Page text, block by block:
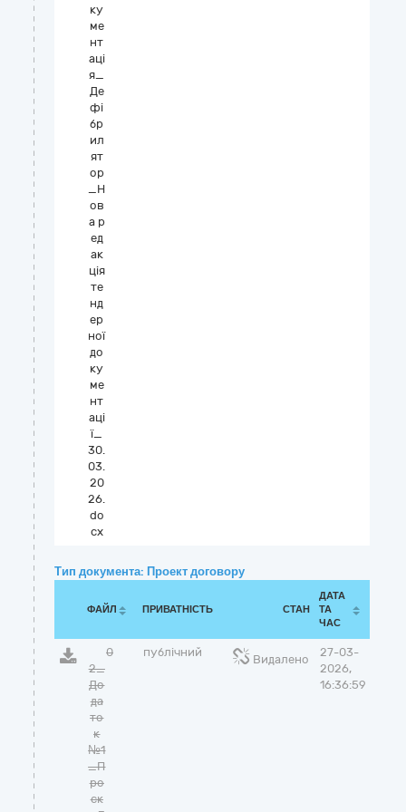
ку
ме
нт
аці
я_
Де
фі
бр
ил
ят
ор
_Н
ов
а р
ед
ак
ція
те
нд
ер
ної
до
ку
ме
нт
аці
ї_
30.
03.
20
26.
do
cx
Тип документа: Проект договору
ФАЙЛ ПРИВАТНІСТЬ СТАН
ДАТА
ТА
ЧАС
0
2_
До
да
то
к
№1
_П
ро
єк
публічний
Видалено
27-03-
2026,
16:36:59